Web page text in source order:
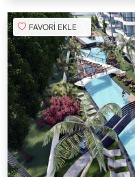
FAVORİ EKLE